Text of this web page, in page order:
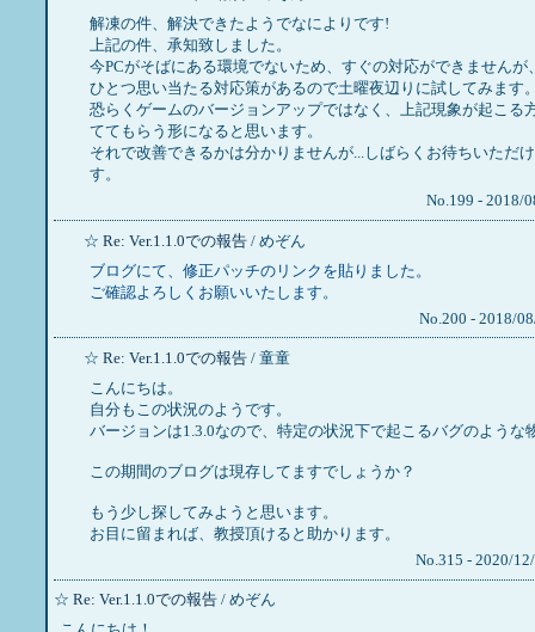
解凍の件、解決できたようでなによりです!
上記の件、承知致しました。
今PCがそばにある環境でないため、すぐの対応ができませんが
ひとつ思い当たる対応策があるので土曜夜辺りに試してみます
恐らくゲームのバージョンアップではなく、上記現象が起こる
ててもらう形になると思います。
それで改善できるかは分かりませんが...しばらくお待ちいただ
す。
No.199 - 2018/
☆ Re: Ver.1.1.0での報告 / めぞん
ブログにて、修正パッチのリンクを貼りました。
ご確認よろしくお願いいたします。
No.200 - 2018/
☆ Re: Ver.1.1.0での報告 / 童童
こんにちは。
自分もこの状況のようです。
バージョンは1.3.0なので、特定の状況下で起こるバグのような
この期間のブログは現存してますでしょうか？
もう少し探してみようと思います。
お目に留まれば、教授頂けると助かります。
No.315 - 2020/
☆ Re: Ver.1.1.0での報告 / めぞん